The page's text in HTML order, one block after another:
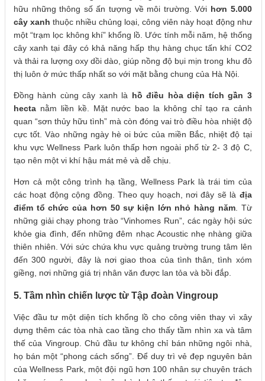
hữu những thông số ấn tượng về môi trường. Với hơn 5.000
cây xanh thuộc nhiều chủng loại, công viên này hoạt động như
một “trạm lọc không khí” khổng lồ. Ước tính mỗi năm, hệ thống
cây xanh tại đây có khả năng hấp thụ hàng chục tấn khí CO2
và thải ra lượng oxy dồi dào, giúp nồng độ bụi mịn trong khu đô
thị luôn ở mức thấp nhất so với mặt bằng chung của Hà Nội.
Đồng hành cùng cây xanh là hồ điều hòa diện tích gần 3
hecta nằm liền kề. Mặt nước bao la không chỉ tạo ra cảnh
quan “sơn thủy hữu tình” mà còn đóng vai trò điều hòa nhiệt độ
cực tốt. Vào những ngày hè oi bức của miền Bắc, nhiệt độ tại
khu vực Wellness Park luôn thấp hơn ngoài phố từ 2- 3 độ C,
tạo nên một vi khí hậu mát mẻ và dễ chịu.
Hơn cả một công trình hạ tầng, Wellness Park là trái tim của
các hoạt động cộng đồng. Theo quy hoạch, nơi đây sẽ là địa
điểm tổ chức của hơn 50 sự kiện lớn nhỏ hàng năm. Từ
những giải chạy phong trào “Vinhomes Run”, các ngày hội sức
khỏe gia đình, đến những đêm nhạc Acoustic nhẹ nhàng giữa
thiên nhiên. Với sức chứa khu vực quảng trường trung tâm lên
đến 300 người, đây là nơi giao thoa của tình thân, tình xóm
giềng, nơi những giá trị nhân văn được lan tỏa và bồi đắp.
5. Tầm nhìn chiến lược từ Tập đoàn Vingroup
Việc đầu tư một diện tích khổng lồ cho công viên thay vì xây
dựng thêm các tòa nhà cao tầng cho thấy tầm nhìn xa và tâm
thế của Vingroup. Chủ đầu tư không chỉ bán những ngôi nhà,
họ bán một “phong cách sống”. Để duy trì vẻ đẹp nguyên bản
của Wellness Park, một đội ngũ hơn 100 nhân sự chuyên trách